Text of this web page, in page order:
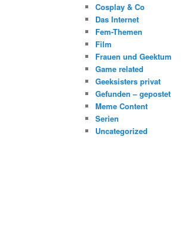
Cosplay & Co
Das Internet
Fem-Themen
Film
Frauen und Geektum
Game related
Geeksisters privat
Gefunden – gepostet
Meme Content
Serien
Uncategorized